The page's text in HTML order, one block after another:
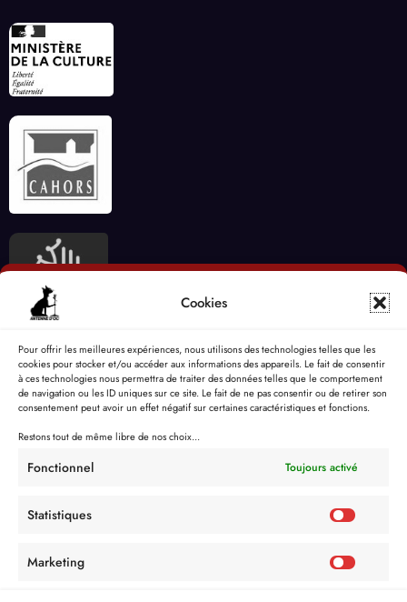
Cookies
Pour offrir les meilleures expériences, nous utilisons des technologies telles que les
cookies pour stocker et/ou accéder aux informations des appareils. Le fait de consentir
à ces technologies nous permettra de traiter des données telles que le comportement
de navigation ou les ID uniques sur ce site. Le fait de ne pas consentir ou de retirer son
consentement peut avoir un effet négatif sur certaines caractéristiques et fonctions.
Restons tout de même libre de nos choix...
Fonctionnel Toujours activé
Statistiques
Marketing